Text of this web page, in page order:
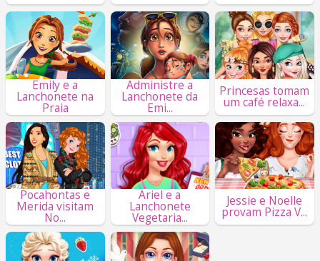
Emily e a
Lanchonete na
Praia
Administre a
Lanchonete da
Emi...
Princesas tomam
um café relaxa...
Pocahontas e
Merida visitam
No...
Ariel e a
Lanchonete
Vegetaria...
Jessie e Noelle
provam Pizza V...